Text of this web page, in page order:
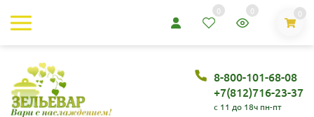
0 0 0
8-800-101-68-08
+7(812)716-23-37
c 11 до 18ч пн-пт